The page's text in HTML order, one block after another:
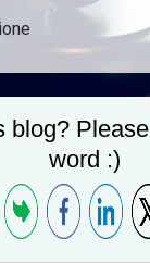
blog?
word :)